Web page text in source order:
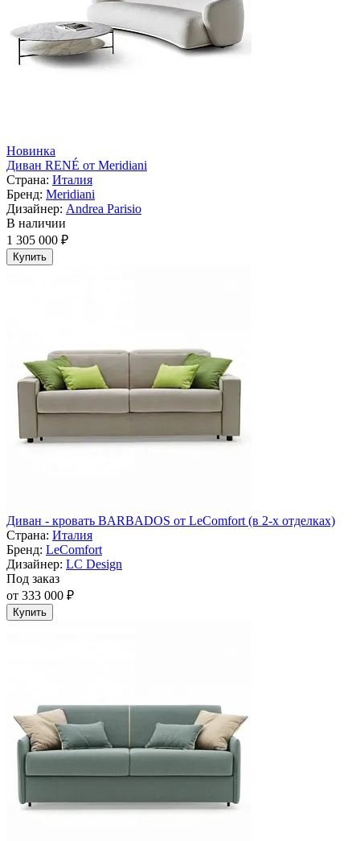
Новинка
Диван RENÉ от Meridiani
Страна: Италия
Бренд: Meridiani
Дизайнер: Andrea Parisio
В наличии
1 305 000 ₽
Купить
Диван - кровать BARBADOS от LeComfort (в 2-х отделках)
Страна: Италия
Бренд: LeComfort
Дизайнер: LC Design
Под заказ
от 333 000 ₽
Купить